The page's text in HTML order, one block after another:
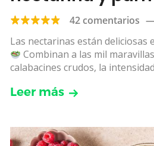
42 comentarios
Las nectarinas están deliciosas
Combinan a las mil
calabacines crudos, la
Leer más